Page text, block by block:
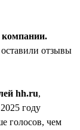
компании.
отзывы
hh.ru,
году
голосов, чем